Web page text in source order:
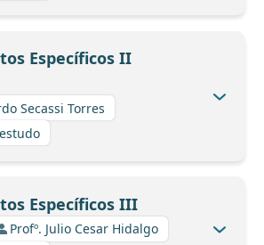
Específicos II
Secassi Torres
Específicos III
Profº. Julio Cesar Hidalgo